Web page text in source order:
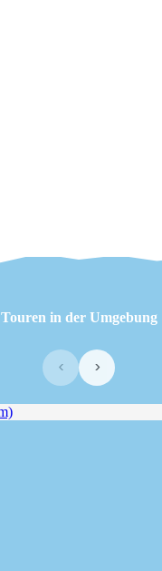
Touren in der Umgebung
‹ ›